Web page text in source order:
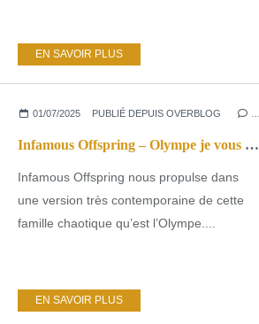
EN SAVOIR PLUS
01/07/2025 PUBLIÉ DEPUIS OVERBLOG
Infamous Offspring – Olympe je vous hais ou les nourritures célestes - La mythologie au temps de la déconstruction du genre ! Décapant !
Infamous Offspring nous propulse dans
une version très contemporaine de cette
famille chaotique qu’est l’Olympe....
EN SAVOIR PLUS